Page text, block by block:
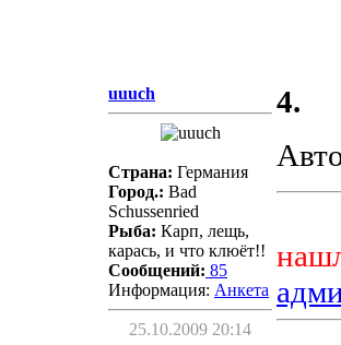
uuuch
Страна: Германия
Город.: Bad
Schussenried
Рыба: Карп, лещь,
карась, и что клюёт!!
Сообщений: 85
Информация: Aнкета
25.10.2009 20:14
4.